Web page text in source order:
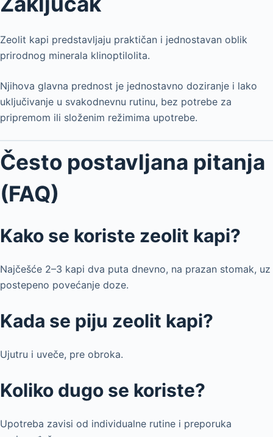
Zeolit kapi predstavljaju praktičan i jednostavan oblik
prirodnog minerala klinoptilolita.
Njihova glavna prednost je jednostavno doziranje i lako
uključivanje u svakodnevnu rutinu, bez potrebe za
pripremom ili složenim režimima upotrebe.
Često postavljana pitanja
(FAQ)
Kako se koriste zeolit kapi?
Najčešće 2–3 kapi dva puta dnevno, na prazan stomak, uz
postepeno povećanje doze.
Kada se piju zeolit kapi?
Ujutru i uveče, pre obroka.
Koliko dugo se koriste?
Upotreba zavisi od individualne rutine i preporuka